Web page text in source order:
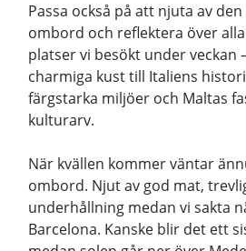
Passa också på att njuta av
ombord och reflektera över
platser vi besökt under veckan
charmiga kust till Italiens
färgstarka miljöer och Maltas
kulturarv.
När kvällen kommer väntar
ombord. Njut av god mat,
underhållning medan vi sakta
Barcelona. Kanske blir det ett